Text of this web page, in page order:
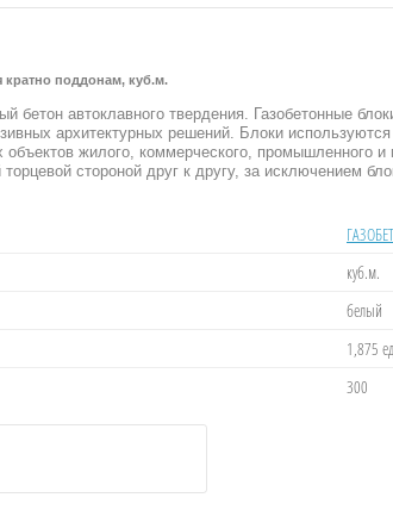
кратно поддонам, куб.м.
бетон автоклавного твердения. Газобетонные
архитектурных решений. Блоки
жилого, коммерческого, промышленного и
стороной друг к другу, за исключением
куб.м.
белый
1,875
300